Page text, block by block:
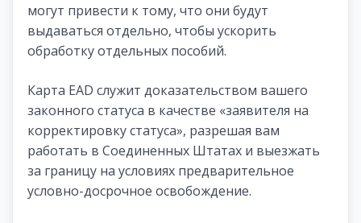
могут привести к тому, что они будут
выдаваться отдельно, чтобы ускорить
обработку отдельных пособий.
Карта EAD служит доказательством вашего
законного статуса в качестве «заявителя на
корректировку статуса», разрешая вам
работать в Соединенных Штатах и ​​​​выезжать
за границу на условиях предварительное
условно-досрочное освобождение.